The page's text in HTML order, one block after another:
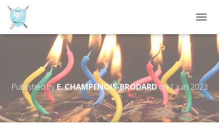
É
R
L
A
A
Invitation cards_ 6A
Published byE. CHAMPENOIS-BRODARDon1 juin 2023